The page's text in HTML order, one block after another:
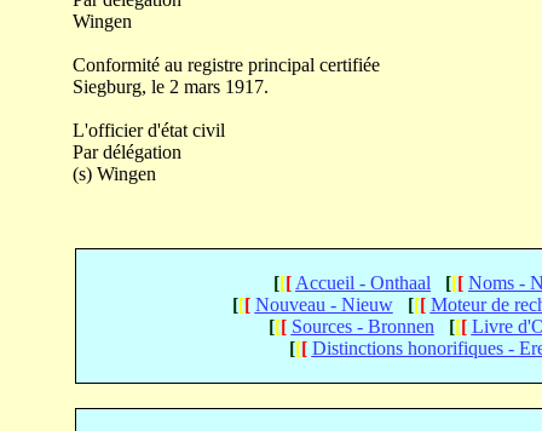
Wingen
Conformité au registre principal certifiée
Siegburg, le 2 mars 1917.
L'officier d'état civil
Par délégation
(s) Wingen
[[[ Accueil - Onthaal [[[ Noms -
[[[ Nouveau - Nieuw [[[ Moteur de
[[[ Sources - Bronnen [[[ Livre
[[[ Distinctions honorifiques -